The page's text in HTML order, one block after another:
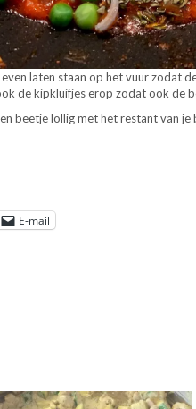
laten staan op het vuur zodat
de kipkluifjes erop zodat ook de
beetje lollig met het restant van
E-mail